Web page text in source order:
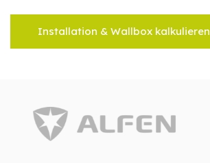
Installation & Wallbox kalkulieren